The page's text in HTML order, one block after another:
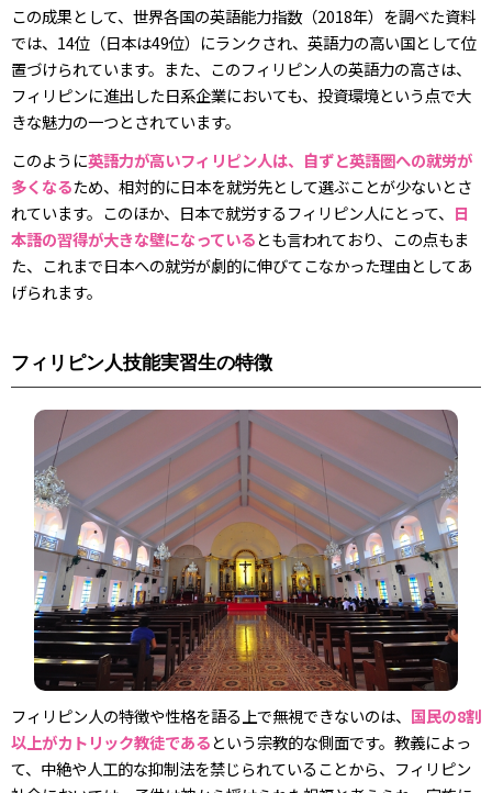
この成果として、世界各国の英語能力指数（2018年）を調べた資料
では、14位（日本は49位）にランクされ、英語力の高い国として位
置づけられています。また、このフィリピン人の英語力の高さは、
フィリピンに進出した日系企業においても、投資環境という点で大
きな魅力の一つとされています。
このように英語力が高いフィリピン人は、自ずと英語圏への就労が
多くなるため、相対的に日本を就労先として選ぶことが少ないとさ
れています。このほか、日本で就労するフィリピン人にとって、 日
本語の習得が大きな壁になっているとも言われており、この点もま
た、これまで日本への就労が劇的に伸びてこなかった理由としてあ
げられます。
フィリピン人技能実習生の特徴
フィリピン人の特徴や性格を語る上で無視できないのは、 国民の8割
以上がカトリック教徒であるという宗教的な側面です。教義によっ
て、中絶や人工的な抑制法を禁じられていることから、フィリピン